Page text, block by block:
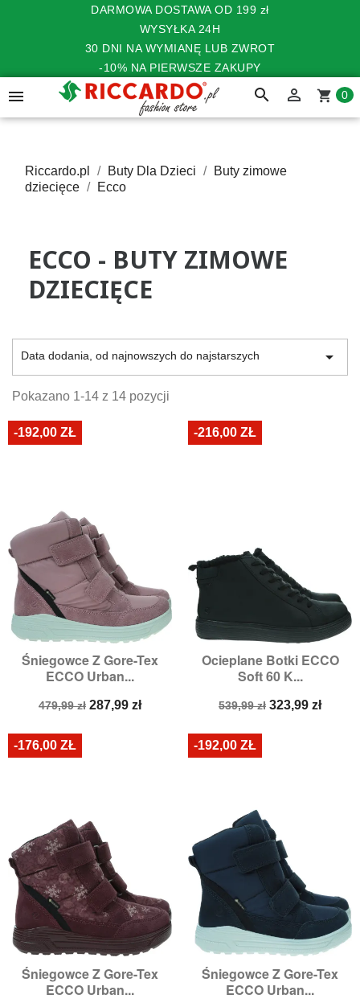
DARMOWA DOSTAWA OD 199 zł
WYSYŁKA 24H
30 DNI NA WYMIANĘ LUB ZWROT
-10% NA PIERWSZE ZAKUPY
 search  shopping_cart 0
Riccardo.pl Buty Dla Dzieci
Buty zimowe
dziecięce
Ecco
ECCO - BUTY ZIMOWE
DZIECIĘCE
Data dodania, od najnowszych do najstarszych 
Pokazano 1-14 z 14 pozycji
Śniegowce Z Gore-Tex
ECCO Urban...
Cena
479,99 zł Cena
287,99 zł
-192,00 ZŁ
Ocieplane Botki ECCO
Soft 60 K...
Cena
539,99 zł Cena
323,99 zł
-216,00 ZŁ
Śniegowce Z Gore-Tex
ECCO Urban...
-176,00 ZŁ
Śniegowce Z Gore-Tex
ECCO Urban...
-192,00 ZŁ